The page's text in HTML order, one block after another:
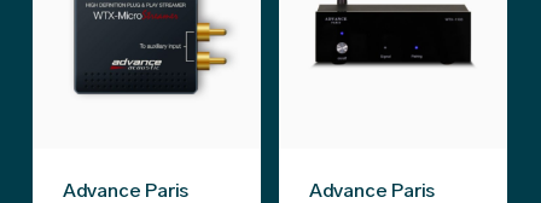
Advance Paris
Advance Paris